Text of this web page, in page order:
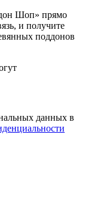
Шоп» прямо
и получите
поддонов
данных в